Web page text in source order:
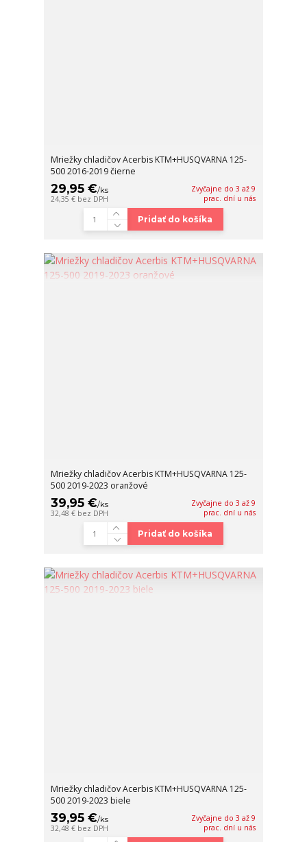
Mriežky chladičov Acerbis KTM+HUSQVARNA 125-
500 2016-2019 čierne
29,95 €/ks
24,35 € bez DPH
Zvyčajne do 3 až 9
prac. dní u nás
Pridať do košíka
Mriežky chladičov Acerbis KTM+HUSQVARNA 125-
500 2019-2023 oranžové
39,95 €/ks
32,48 € bez DPH
Zvyčajne do 3 až 9
prac. dní u nás
Pridať do košíka
Mriežky chladičov Acerbis KTM+HUSQVARNA 125-
500 2019-2023 biele
39,95 €/ks
32,48 € bez DPH
Zvyčajne do 3 až 9
prac. dní u nás